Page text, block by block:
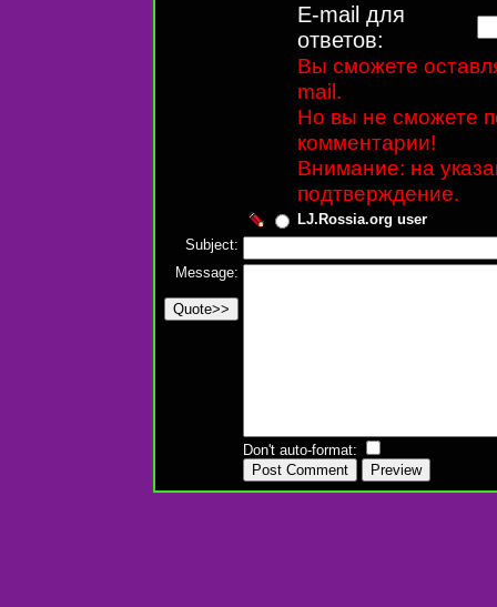
E-mail для
ответов:
Вы сможете
mail.
Но вы не сможете
комментарии!
Внимание: на
подтверждение.
LJ.Rossia.org user
Subject:
Message:
Don't auto-format: